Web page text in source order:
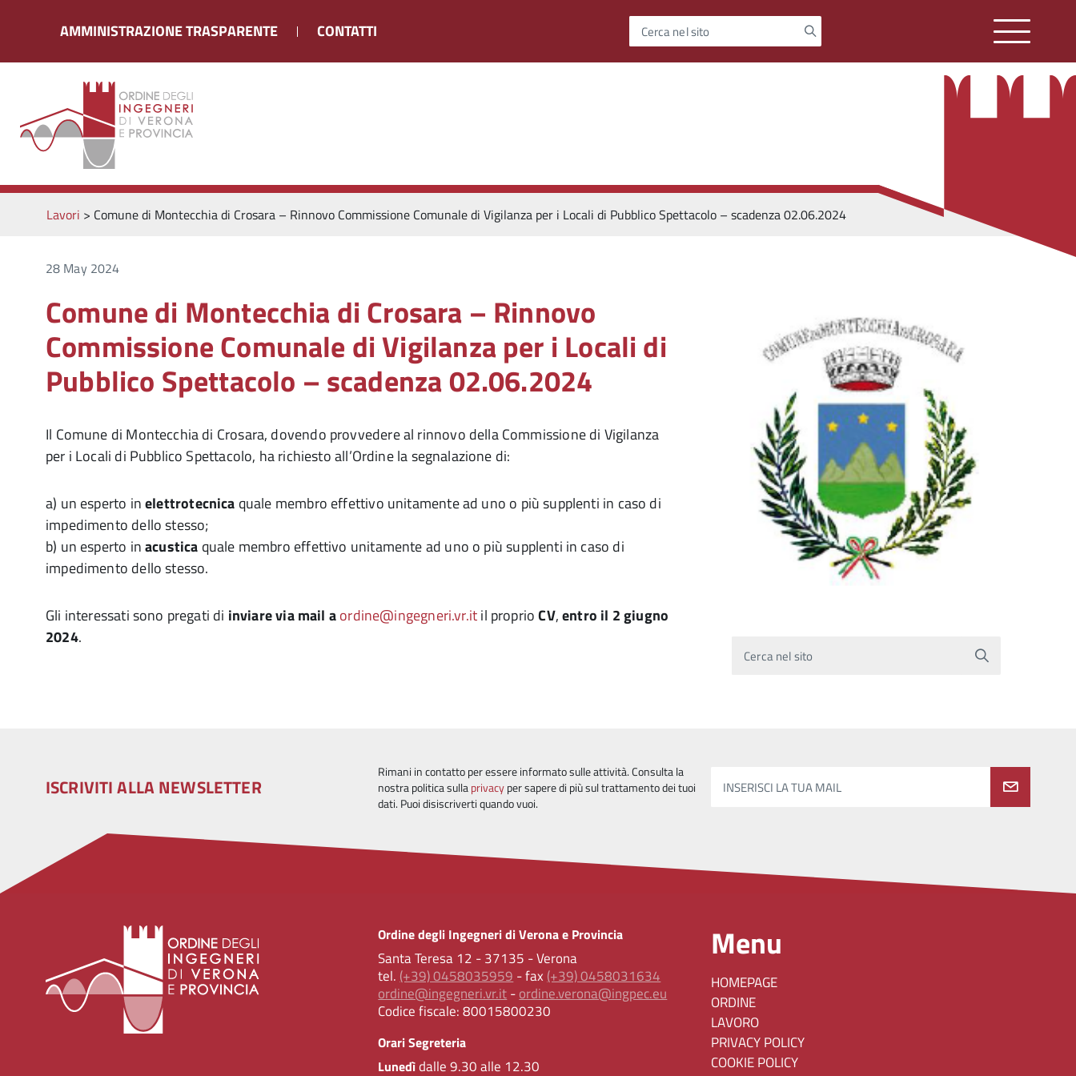
AMMINISTRAZIONE TRASPARENTE CONTATTI Cerca nel sito
Lavori > Comune di Montecchia di Crosara – Rinnovo Commissione Comunale di Vigilanza per i Locali di Pubblico Spettacolo – scadenza 02.06.2024
28 May 2024
Comune di Montecchia di Crosara – Rinnovo
Commissione Comunale di Vigilanza per i Locali di
Pubblico Spettacolo – scadenza 02.06.2024
Il Comune di Montecchia di Crosara, dovendo provvedere al rinnovo della Commissione di Vigilanza
per i Locali di Pubblico Spettacolo, ha richiesto all’Ordine la segnalazione di:
a) un esperto inelettrotecnica quale membro effettivo unitamente ad uno o più supplenti in caso di
impedimento dello stesso;
b) un esperto inacustica quale membro effettivo unitamente ad uno o più supplenti in caso di
impedimento dello stesso.
Gli interessati sono pregati di inviare via mail aordine@ingegneri.vr.itil proprioCV,entro il 2 giugno
2024.
Cerca nel sito
ISCRIVITI ALLA NEWSLETTER
Rimani in contatto per essere informato sulle attività. Consulta la
nostra politica sullaprivacyper sapere di più sul trattamento dei tuoi
dati. Puoi disiscriverti quando vuoi.
INSERISCI LA TUA MAIL
Ordine degli Ingegneri di Verona e Provincia
Santa Teresa 12 - 37135 - Verona
tel. (+39) 0458035959 - fax (+39) 0458031634
ordine@ingegneri.vr.it-ordine.verona@ingpec.eu
Codice fiscale:80015800230
Orari Segreteria
Lunedìdalle 9.30 alle 12.30
Menu
HOMEPAGE
ORDINE
LAVORO
PRIVACY POLICY
COOKIE POLICY